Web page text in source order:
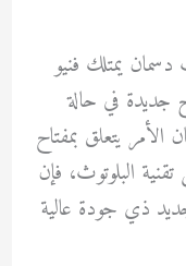
يمتلك فنيو
جديدة في حالة
الأمر يتعلق بمفتاح
البلوتوث، فإن
ذي جودة عالية